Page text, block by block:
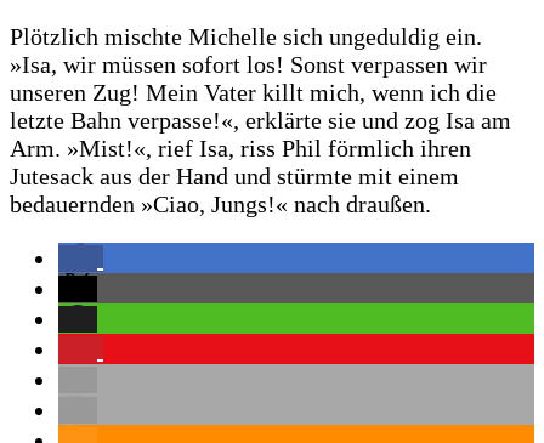
Plötzlich mischte Michelle sich ungeduldig ein.
»Isa, wir müssen sofort los! Sonst verpassen wir
unseren Zug! Mein Vater killt mich, wenn ich die
letzte Bahn verpasse!«, erklärte sie und zog Isa am
Arm. »Mist!«, rief Isa, riss Phil förmlich ihren
Jutesack aus der Hand und stürmte mit einem
bedauernden »Ciao, Jungs!« nach draußen.